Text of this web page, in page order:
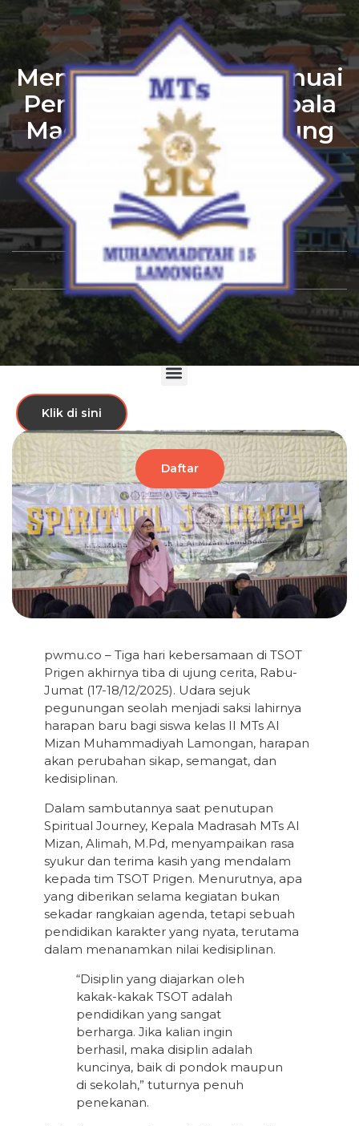
Klik di sini
Daftar
Menanam Disiplin, Menuai
Perubahan: Pesan Kepala
Madrasah di Penghujung
Spiritual Journey MTs
Muhammadiyah 15 Al
Mizan
Admin April 12, 2026
pwmu.co – Tiga hari kebersamaan di TSOT
Prigen akhirnya tiba di ujung cerita, Rabu-
Jumat (17-18/12/2025). Udara sejuk
pegunungan seolah menjadi saksi lahirnya
harapan baru bagi siswa kelas II MTs Al
Mizan Muhammadiyah Lamongan, harapan
akan perubahan sikap, semangat, dan
kedisiplinan.
Dalam sambutannya saat penutupan
Spiritual Journey, Kepala Madrasah MTs Al
Mizan, Alimah, M.Pd, menyampaikan rasa
syukur dan terima kasih yang mendalam
kepada tim TSOT Prigen. Menurutnya, apa
yang diberikan selama kegiatan bukan
sekadar rangkaian agenda, tetapi sebuah
pendidikan karakter yang nyata, terutama
dalam menanamkan nilai kedisiplinan.
“Disiplin yang diajarkan oleh
kakak-kakak TSOT adalah
pendidikan yang sangat
berharga. Jika kalian ingin
berhasil, maka disiplin adalah
kuncinya, baik di pondok maupun
di sekolah,” tuturnya penuh
penekanan.